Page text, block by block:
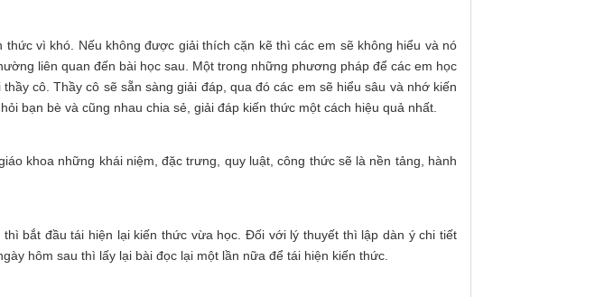
vì khó. Nếu không được giải thích cặn kẽ thì các em sẽ không hiểu và nó
liên quan đến bài học sau. Một trong những phương pháp để các em học
cô. Thầy cô sẽ sẵn sàng giải đáp, qua đó các em sẽ hiểu sâu và nhớ kiến
bạn bè và cũng nhau chia sẻ, giải đáp kiến thức một cách hiệu quả nhất.
khoa những khái niệm, đặc trưng, quy luật, công thức sẽ là nền tảng, hành
bắt đầu tái hiện lại kiến thức vừa học. Đối với lý thuyết thì lập dàn ý chi tiết
hôm sau thì lấy lại bài đọc lại một lần nữa để tái hiện kiến thức.